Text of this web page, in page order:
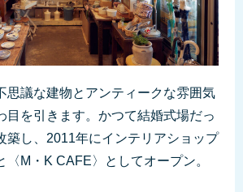
思議な建物とアンティークな雰囲気
目を引きます。かつて結婚式場だっ
築し、2011年にインテリアショップ
〈M・K CAFE〉としてオープン。